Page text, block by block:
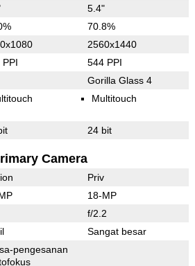
5.4"
70.8%
2560x1440
PPI 544 PPI
Gorilla Glass 4
Multitouch
24 bit
Camera
Priv
18-MP
f/2.2
Sangat besar
pengesanan